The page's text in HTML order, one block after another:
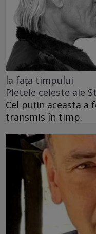
la fața timpului
Pletele celeste ale
Cel puţin aceasta a
transmis în timp.